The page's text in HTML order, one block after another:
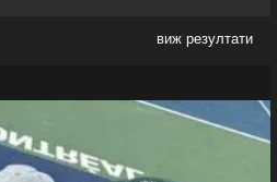
виж резултати